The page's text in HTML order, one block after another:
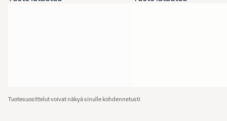
Tuotesuosittelut voivat näkyä sinulle kohdennetusti